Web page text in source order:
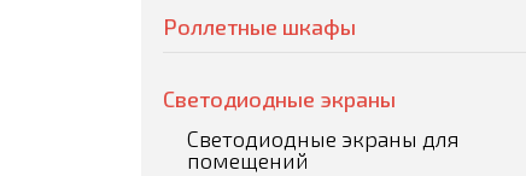
Роллетные шкафы
Светодиодные экраны
Светодиодные экраны для
помещений